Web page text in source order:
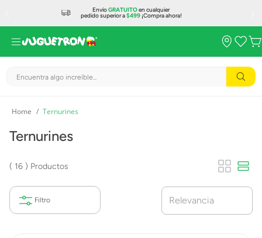
EnvíoGRATUITOen cualquier
pedido superior a$499¡Compra ahora!
Encuentra algo increíble...
Ternurines
Ternurines
16 Productos
Relevancia